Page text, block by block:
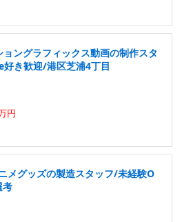
ョングラフィックス動画の制作スタ
き歓迎/港区芝浦4丁目
円
メグッズの製造スタッフ/未経験O
考